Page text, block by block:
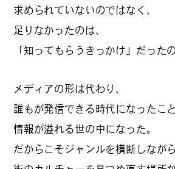
#おすすめ手土産
#今月のアートな時
#伊藤沙菜のモー
ーティン
求められていないのではなく、
足りなかったのは、
「知ってもらうきっかけ」だった
メディアの形は代わり、
誰もが発信できる時代になったこ
情報が溢れる世の中になった。
だからこそジャンルを横断しながら